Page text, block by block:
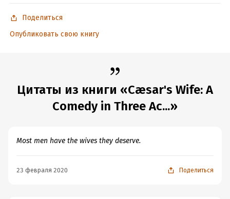
Поделиться
Опубликовать свою книгу
Цитаты из книги «Cæsar's Wife: A
Comedy in Three Ac...»
Most men have the wives they deserve.
23 февраля 2020 Поделиться